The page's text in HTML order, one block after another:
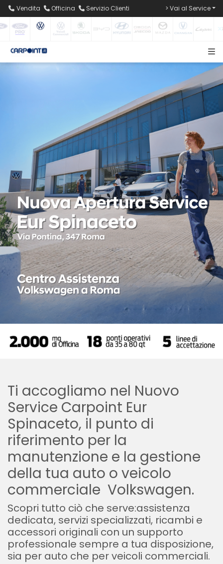
Vendita Officina Servizio Clienti > Vai al Service
Ti accogliamo nel Nuovo
Service Carpoint Eur
Spinaceto, il punto di
riferimento per la
manutenzione e la gestione
della tua auto o veicolo
commerciale Volkswagen.
Scopri tutto ciò che serve:assistenza
dedicata, servizi specializzati, ricambi e
accessori originali con un supporto
professionale sempre a tua disposizione,
sia per auto che per veicoli commerciali.